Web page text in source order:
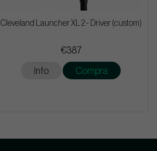
Cleveland Launcher XL 2 - Driver (custom)
€387
Info Compra